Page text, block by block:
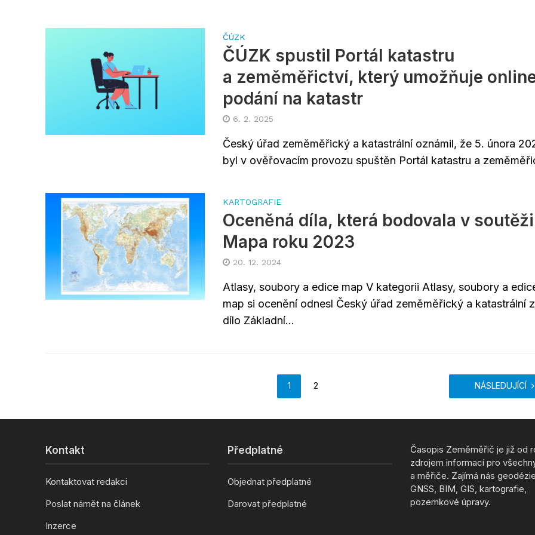
ČÚZK
ČÚZK spustil Portál katastru
a zeměměřictví, který umožňuje
podání na katastr
6. 2. 2025
Český úřad zeměměřický a katastrální oznámil, že 5. února
byl v ověřovacím provozu spuštěn Portál katastru a
KARTOGRAFIE
Oceněná díla, která bodovala v soutěži
Mapa roku 2023
20. 12. 2024
Atlasy, soubory a edice map V kategorii Atlasy, soubory a
map si ocenění odnesl Český úřad zeměměřický a katastrální
dílo Základní...
1 2 NÁSLEDUJÍCÍ
Kontakt
Kontaktovat redakci
Poslat námět na článek
Inzerce
Předplatné
Objednat předplatné
Darovat předplatné
Časopis Zeměměřič je již od
zdrojem informací pro
a měřiče. Zajímá nás
GNSS, BIM, GIS, kartografie,
pozemkové úpravy.